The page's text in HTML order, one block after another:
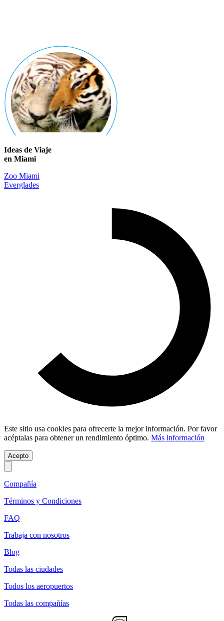
Ideas de Viaje
en Miami
Zoo Miami
Everglades
Este sitio usa cookies para ofrecerte la mejor información. Por favor
acéptalas para obtener un rendimiento óptimo. Más información
Acepto
Compañía
Términos y Condiciones
FAQ
Trabaja con nosotros
Blog
Todas las ciudades
Todos los aeropuertos
Todas las compañías